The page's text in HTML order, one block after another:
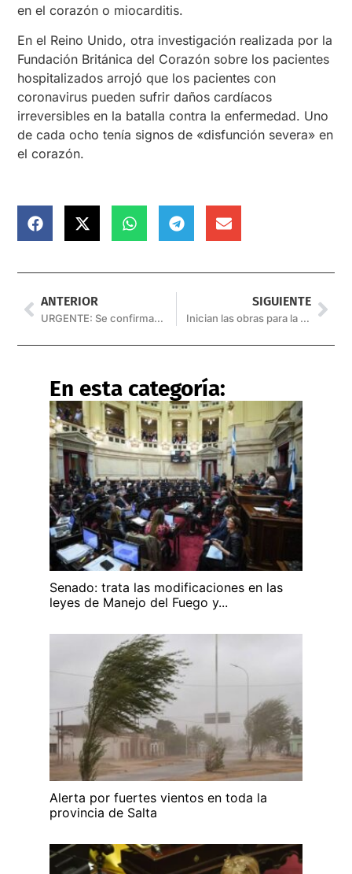
en el corazón o miocarditis.
En el Reino Unido, otra investigación realizada por la
Fundación Británica del Corazón sobre los pacientes
hospitalizados arrojó que los pacientes con
coronavirus pueden sufrir daños cardíacos
irreversibles en la batalla contra la enfermedad. Uno
de cada ocho tenía signos de «disfunción severa» en
el corazón.
ANTERIOR
URGENTE: Se confirmaron 9 casos de Covid-19 en Salta
SIGUIENTE
Inician las obras para la rotonda en el barrio Intersindical
En esta categoría:
Senado: trata las modificaciones en las
leyes de Manejo del Fuego y...
Alerta por fuertes vientos en toda la
provincia de Salta